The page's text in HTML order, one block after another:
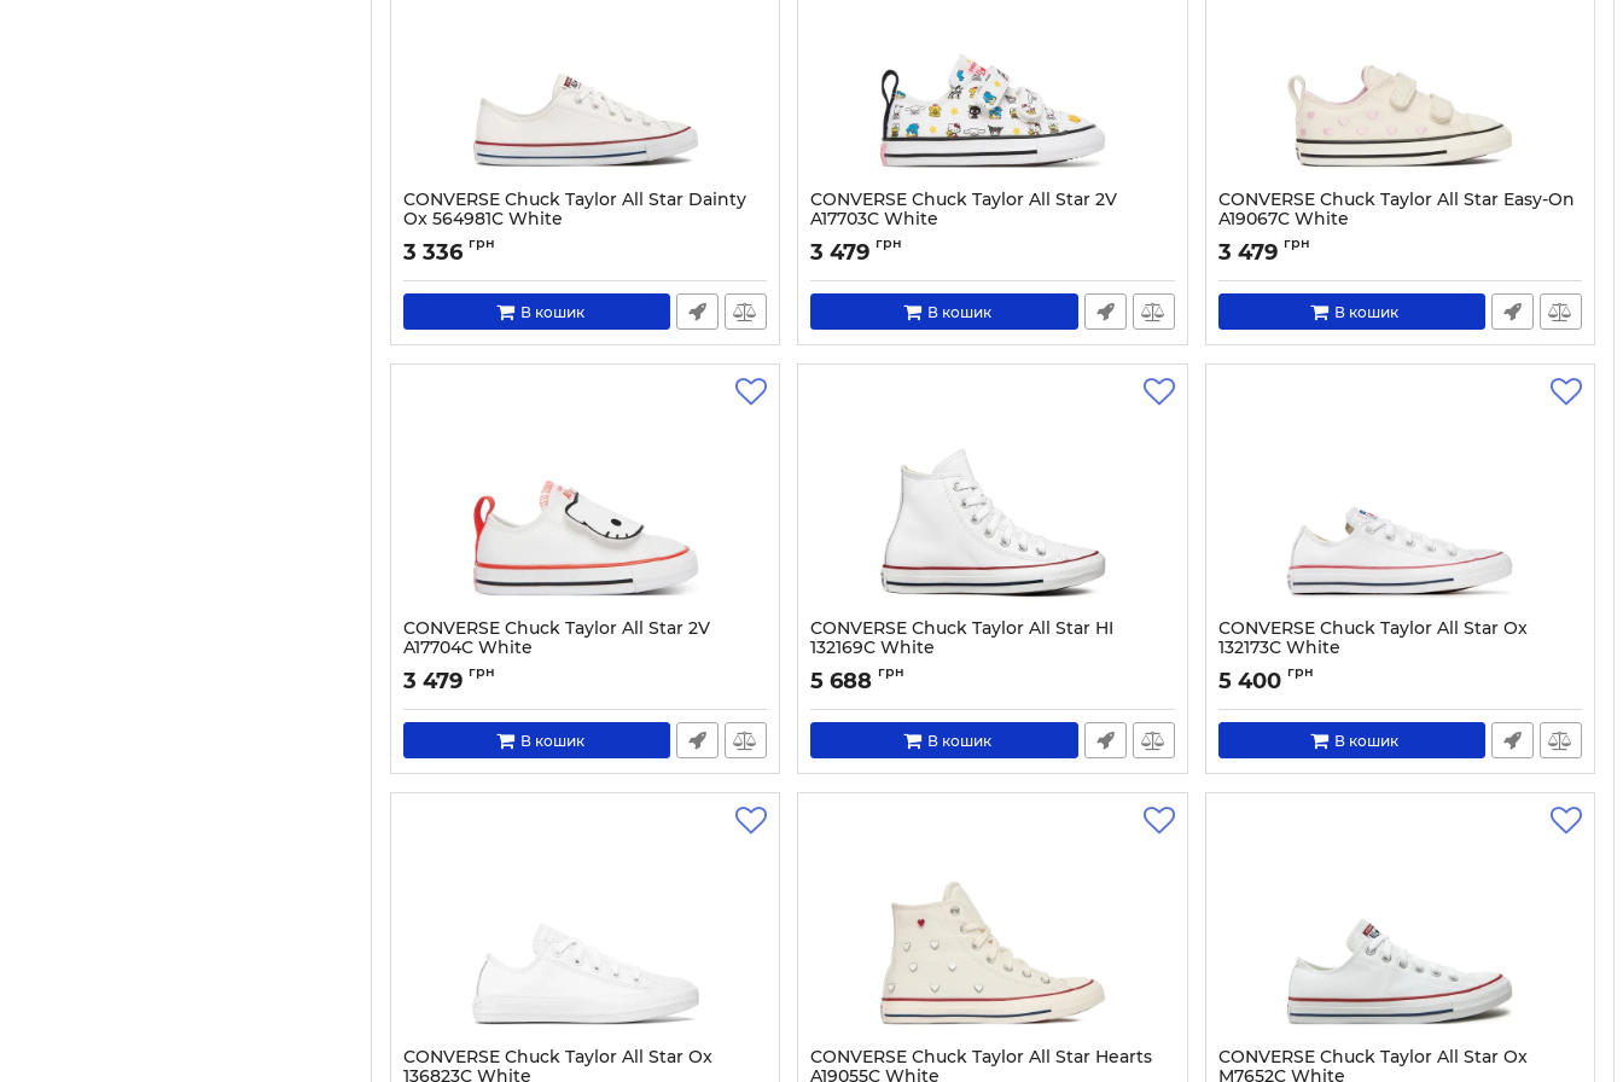
CONVERSE Chuck Taylor All Star Dainty
Ox 564981C White
Артикул: 0000207021396-36
3 336 грн
В кошик
CONVERSE Chuck Taylor All Star 2V
A17703C White
Артикул: 0000306041196-18
3 479 грн
В кошик
CONVERSE Chuck Taylor All Star Easy-On
A19067C White
Артикул: 0000306041516-18
3 479 грн
В кошик
CONVERSE Chuck Taylor All Star 2V
A17704C White
Артикул: 0000306041189-18
3 479 грн
В кошик
CONVERSE Chuck Taylor All Star HI
132169C White
Артикул: 0000191656727-36
5 688 грн
В кошик
CONVERSE Chuck Taylor All Star Ox
132173C White
Артикул: 0000200149325-43
5 400 грн
В кошик
CONVERSE Chuck Taylor All Star Ox
136823C White
CONVERSE Chuck Taylor All Star Hearts
A19055C White
CONVERSE Chuck Taylor All Star Ox
M7652C White